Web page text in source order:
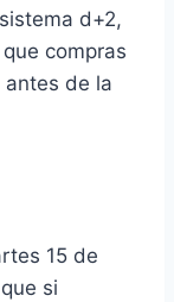
d+2,
compras
antes de la
15 de
si